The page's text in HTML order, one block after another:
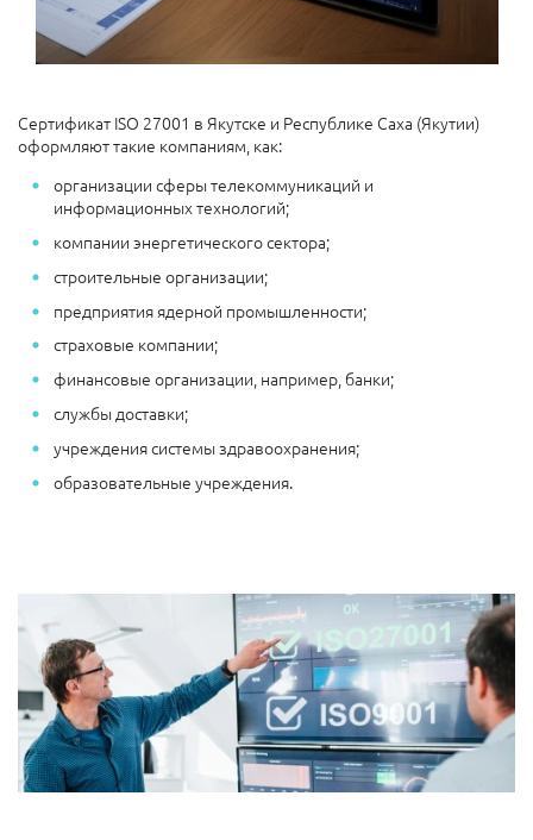
Сертификат ISO 27001 в Якутске и Республике Саха (Якутии)
оформляют такие компаниям, как:
организации сферы телекоммуникаций и
информационных технологий;
компании энергетического сектора;
строительные организации;
предприятия ядерной промышленности;
страховые компании;
финансовые организации, например, банки;
службы доставки;
учреждения системы здравоохранения;
образовательные учреждения.